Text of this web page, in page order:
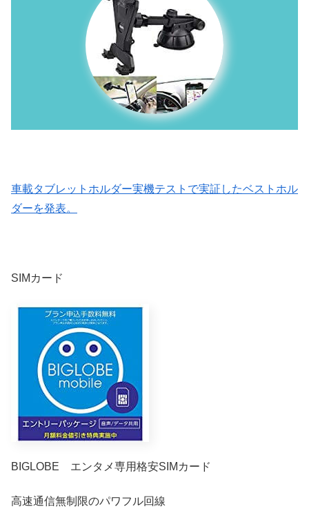
車載タブレットホルダー実機テストで実証したベストホル
ダーを発表。
SIMカード
BIGLOBE エンタメ専用格安SIMカード
高速通信無制限のパワフル回線